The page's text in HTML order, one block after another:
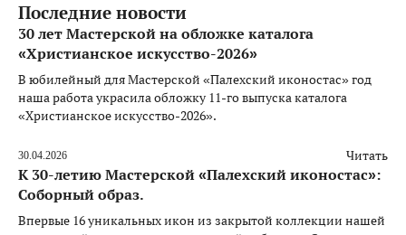
Последние новости
30 лет Мастерской на обложке каталога
«Христианское искусство-2026»
В юбилейный для Мастерской «Палехский иконостас» год
наша работа украсила обложку 11-го выпуска каталога
«Христианское искусство-2026».
30.04.2026 Читать
К 30-летию Мастерской «Палехский иконостас»:
Соборный образ.
Впервые 16 уникальных икон из закрытой коллекции нашей